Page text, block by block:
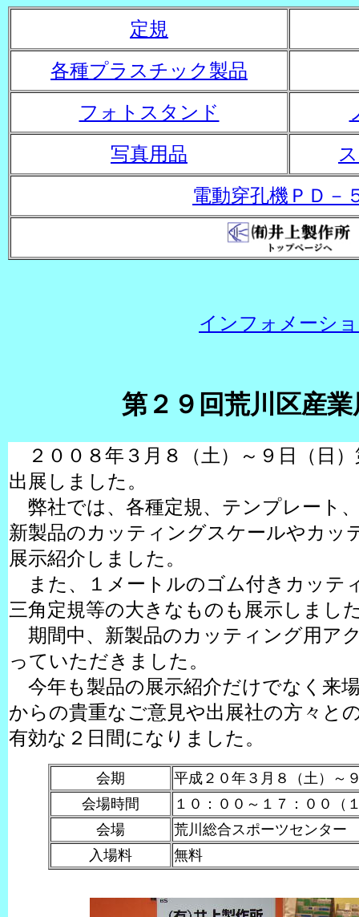
定規
各種プラスチック製品
フォトスタンド
写真用品
電動穿孔機ＰＤ－
インフォメーシ
第２９回荒川区産
２００８年３月８（土）～９日（日
出展しました。
弊社では、各種定規、テンプレート
新製品のカッティングスケールやカッ
展示紹介しました。
また、１メートルのゴム付きカッテ
三角定規等の大きなものも展示しまし
期間中、新製品のカッティング用ア
っていただきました。
今年も製品の展示紹介だけでなく来
からの貴重なご意見や出展社の方々と
有効な２日間になりました。
会期
平成２０年３月８（土）～
会場時間
１０：００～１７：００（
会場
荒川総合スポーツセンター
入場料
無料